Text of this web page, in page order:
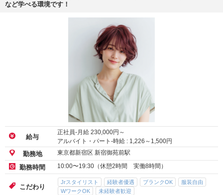
など学べる環境です！
給与
正社員-月給 230,000円～
アルバイト・パート-時給 : 1,226 ～ 1,500円
勤務地 東京都新宿区 新宿御苑前駅
勤務時間 10:00〜19:30（休憩2時間 実働8時間）
こだわり
Jrスタイリスト 経験者優遇 ブランクOK
服装自由
WワークOK
未経験者歓迎